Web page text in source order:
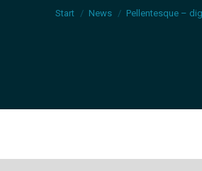
Start News Pellentesque –